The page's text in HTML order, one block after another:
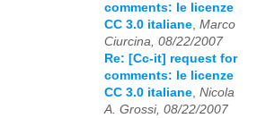
comments: le licenze
CC 3.0 italiane, Marco
Ciurcina, 08/22/2007
Re: [Cc-it] request for
comments: le licenze
CC 3.0 italiane, Nicola
A. Grossi, 08/22/2007